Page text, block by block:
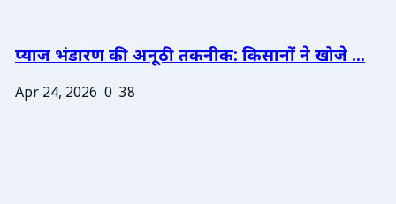
प्याज भंडारण की अनूठी तकनीक: किसानों ने खोजे ...
Apr 24, 2026 0 38